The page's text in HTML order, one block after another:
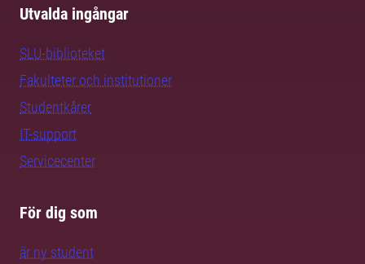
Utvalda ingångar
SLU-biblioteket
Fakulteter och institutioner
Studentkårer
IT-support
Servicecenter
För dig som
är ny student